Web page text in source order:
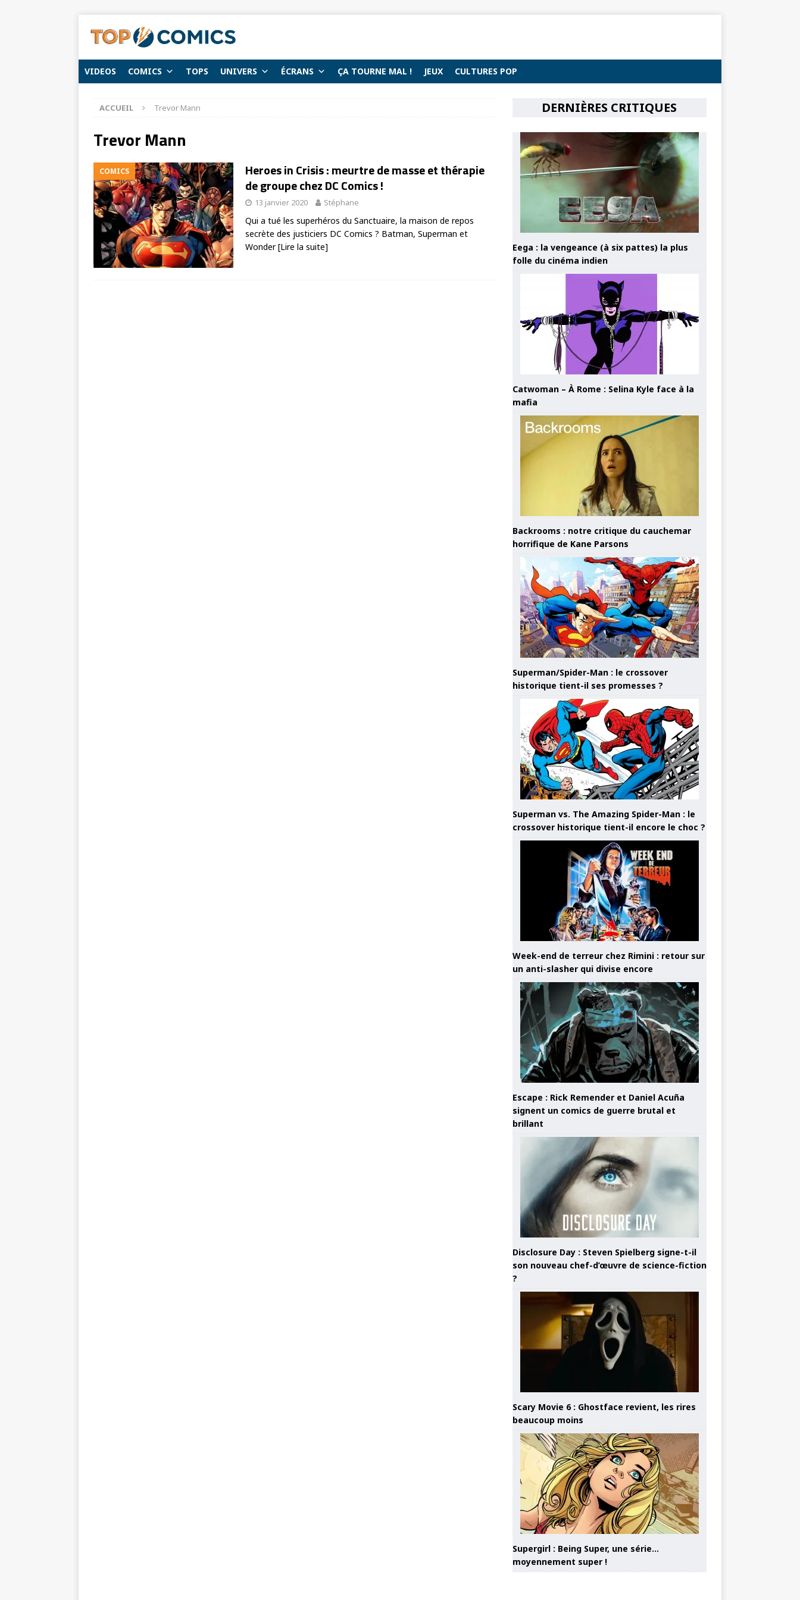
VIDEOS COMICS TOPS UNIVERS ÉCRANS ÇA TOURNE MAL ! JEUX CULTURES POP
ACCUEIL Trevor Mann
Trevor Mann
COMICS
Heroes in Crisis : meurtre de masse et thérapie
de groupe chez DC Comics !
13 janvier 2020 Stéphane
Qui a tué les superhéros du Sanctuaire, la maison de repos
secrète des justiciers DC Comics ? Batman, Superman et
Wonder[Lire la suite]
DERNIÈRES CRITIQUES
Eega : la vengeance (à six pattes) la plus
folle du cinéma indien
Catwoman – À Rome : Selina Kyle face à la
mafia
Backrooms : notre critique du cauchemar
horrifique de Kane Parsons
Superman/Spider-Man : le crossover
historique tient-il ses promesses ?
Superman vs. The Amazing Spider-Man : le
crossover historique tient-il encore le choc ?
Week-end de terreur chez Rimini : retour sur
un anti-slasher qui divise encore
Escape : Rick Remender et Daniel Acuña
signent un comics de guerre brutal et
brillant
Disclosure Day : Steven Spielberg signe-t-il
son nouveau chef-d’œuvre de science-fiction
?
Scary Movie 6 : Ghostface revient, les rires
beaucoup moins
Supergirl : Being Super, une série…
moyennement super !